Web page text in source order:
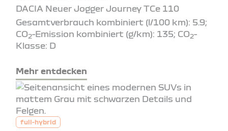
DACIA Neuer Jogger Journey TCe 110
Gesamtverbrauch kombiniert (l/100 km): 5.9;
CO2-Emission kombiniert (g/km): 135; CO2-
Klasse: D
Mehr entdecken
full-hybrid